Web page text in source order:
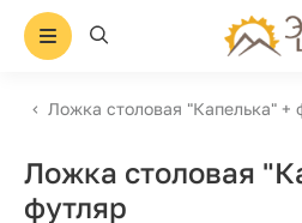
Ложка столовая "Капелька" +
Ложка столовая
футляр